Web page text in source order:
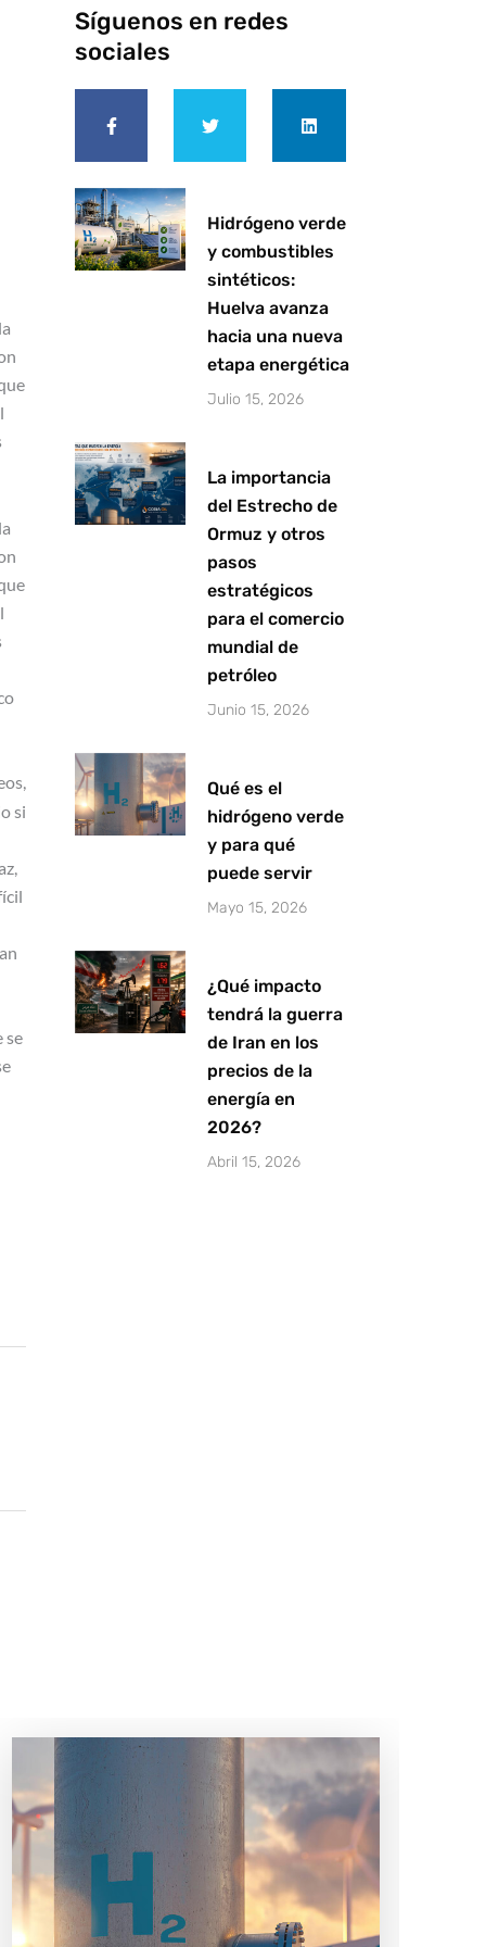
si
se
Síguenos en redes
sociales
a
e
o
k
-
f
w
t
e
i
k
d
Hidrógeno verde
y combustibles
sintéticos:
Huelva avanza
hacia una nueva
etapa energética
Julio 15, 2026
La importancia
del Estrecho de
Ormuz y otros
pasos
estratégicos
para el comercio
mundial de
petróleo
Junio 15, 2026
Qué es el
hidrógeno verde
y para qué
puede servir
Mayo 15, 2026
¿Qué impacto
tendrá la guerra
de Iran en los
precios de la
energía en
2026?
Abril 15, 2026